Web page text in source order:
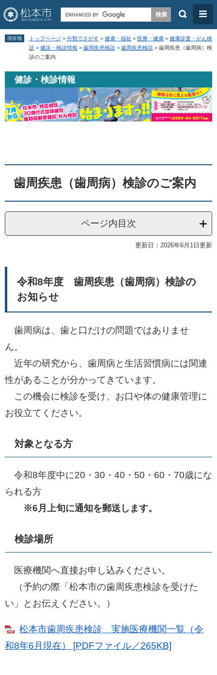
ペ
先
頭
で
メ
を
飛
ば
検
メ
ニ
ュ
ー
現在地 トップページ > 分類でさがす > 健康・福祉 > 医療・健康 > 健康診査・がん検
診 > 健診・検診情報 > 歯周疾患検診 > 歯周疾患検診 > 歯周疾患（歯周病）検
診のご案内
健診・検診情報
歯周疾患（歯周病）検診のご案内
ページ内目次
更新日：2026年6月1日更新
令和8年度 歯周疾患（歯周病）検診の
お知らせ
歯周病は、歯と口だけの問題ではありませ
ん。
近年の研究から、歯周病と生活習慣病には関連
性があることが分かってきています。
この機会に検診を受け、お口や体の健康管理に
お役立てください。
対象となる方
令和8年度中に20・30・40・50・60・70歳にな
られる方
※6月上旬に通知を郵送します。
検診場所
医療機関へ直接お申し込みください。
（予約の際「松本市の歯周疾患検診を受けた
い」とお伝えください。）
松本市歯周疾患検診 実施医療機関一覧（令
和8年6月現在） [PDFファイル／265KB]